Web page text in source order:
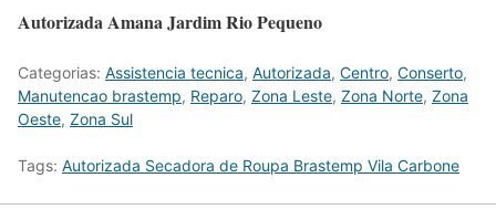
Autorizada Amana Jardim Rio Pequeno
Categorias: Assistencia tecnica, Autorizada, Centro, Conserto,
Manutencao brastemp, Reparo, Zona Leste, Zona Norte, Zona
Oeste, Zona Sul
Tags: Autorizada Secadora de Roupa Brastemp Vila Carbone